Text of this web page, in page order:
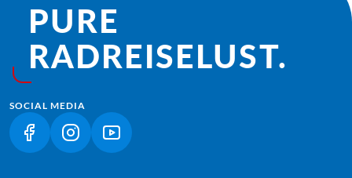
PURE
RADREISE­LUST.
SOCIAL MEDIA
(LINK ÖFFNET IN NEUEM TAB)
(LINK ÖFFNET IN NEUEM TAB)
(LINK ÖFFNET IN NEUEM TAB)